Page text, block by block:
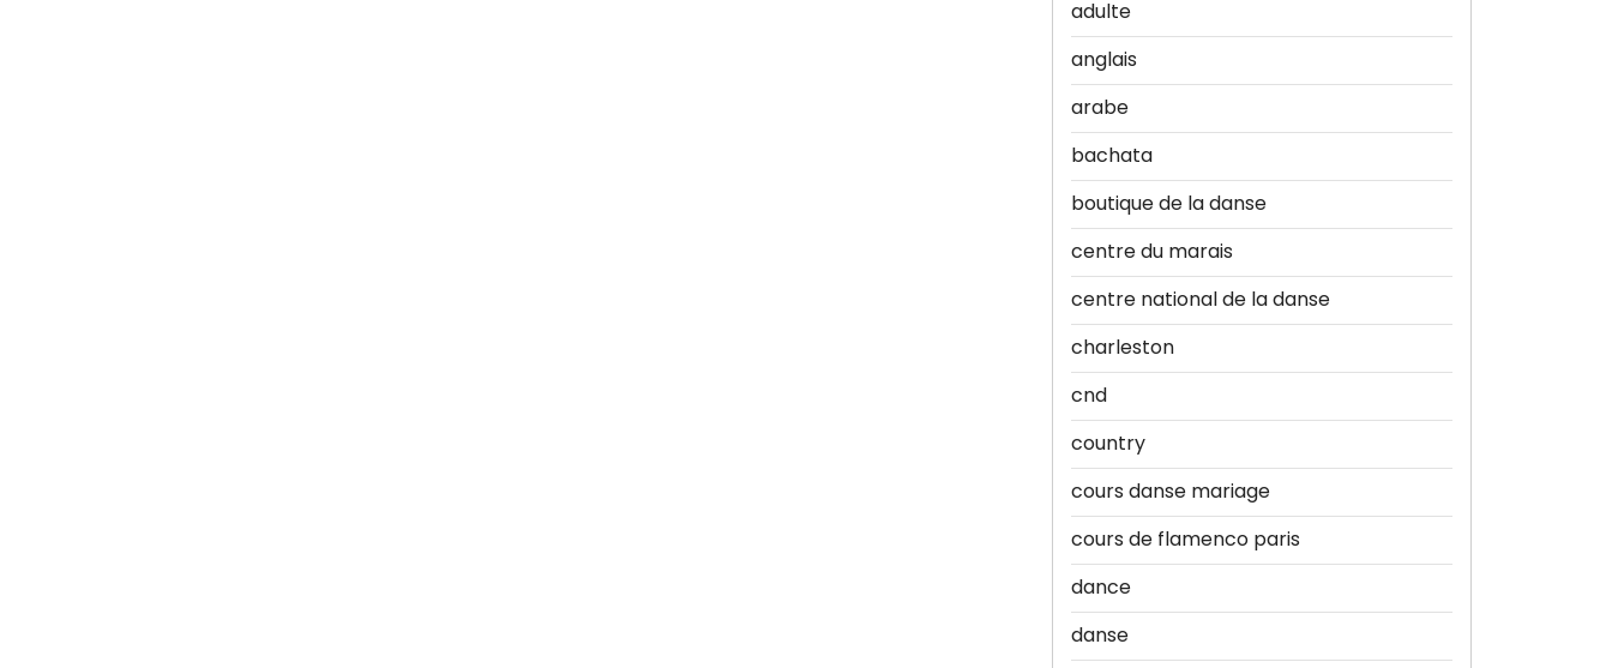
adulte
anglais
arabe
bachata
boutique de la danse
centre du marais
centre national de la danse
charleston
cnd
country
cours danse mariage
cours de flamenco paris
dance
danse